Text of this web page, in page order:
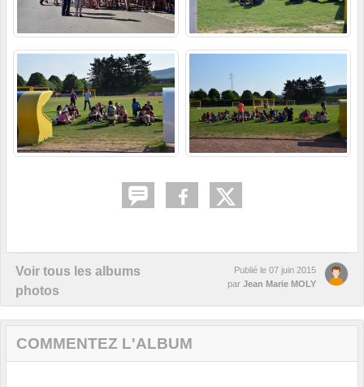
Voir tous les albums
photos
Publié le 07 juin 2015
par Jean Marie MOLY
COMMENTEZ L'ALBUM